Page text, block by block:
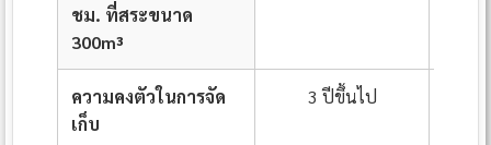
ชม. ที่สระขนาด
300m³
ความคงตัวในการจัด
เก็บ
3 ปีขึ้นไป